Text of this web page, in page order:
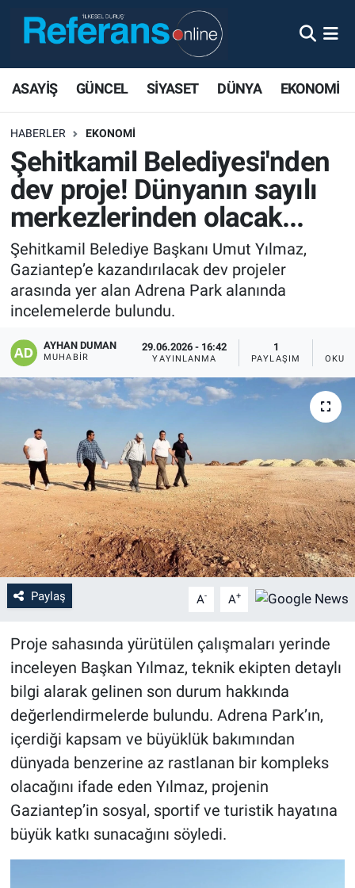
ASAYİŞ GÜNCEL SİYASET DÜNYA EKONOMİ
HABERLER EKONOMİ
Şehitkamil Belediyesi'nden
dev proje! Dünyanın sayılı
merkezlerinden olacak...
Şehitkamil Belediye Başkanı Umut Yılmaz,
Gaziantep’e kazandırılacak dev projeler
arasında yer alan Adrena Park alanında
incelemelerde bulundu.
AYHAN DUMAN
MUHABIR
29.06.2026 - 16:42
YAYINLANMA
1
PAYLAŞIM
Paylaş A- A+
Proje sahasında yürütülen çalışmaları yerinde
inceleyen Başkan Yılmaz, teknik ekipten detaylı
bilgi alarak gelinen son durum hakkında
değerlendirmelerde bulundu. Adrena Park’ın,
içerdiği kapsam ve büyüklük bakımından
dünyada benzerine az rastlanan bir kompleks
olacağını ifade eden Yılmaz, projenin
Gaziantep’in sosyal, sportif ve turistik hayatına
büyük katkı sunacağını söyledi.